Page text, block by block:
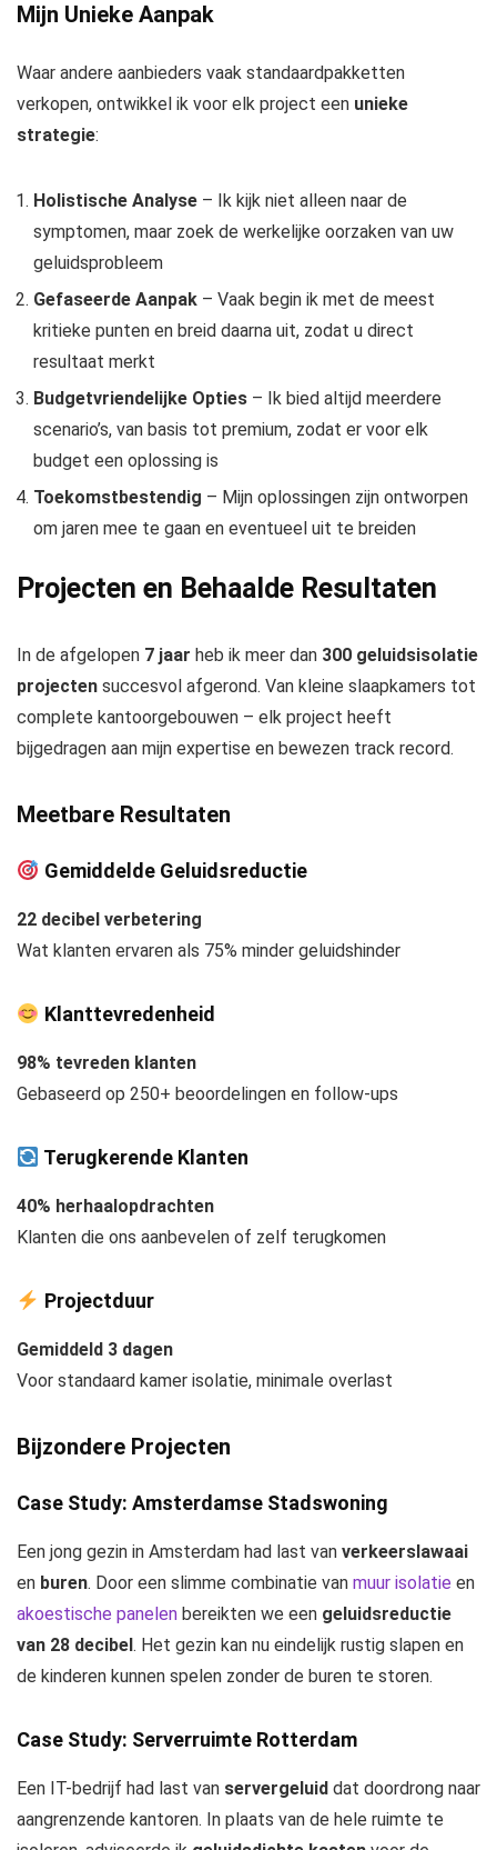
Mijn Unieke Aanpak
Waar andere aanbieders vaak standaardpakketten
verkopen, ontwikkel ik voor elk project een unieke
strategie:
Holistische Analyse – Ik kijk niet alleen naar de
symptomen, maar zoek de werkelijke oorzaken van uw
geluidsprobleem
Gefaseerde Aanpak – Vaak begin ik met de meest
kritieke punten en breid daarna uit, zodat u direct
resultaat merkt
Budgetvriendelijke Opties – Ik bied altijd meerdere
scenario’s, van basis tot premium, zodat er voor elk
budget een oplossing is
Toekomstbestendig – Mijn oplossingen zijn ontworpen
om jaren mee te gaan en eventueel uit te breiden
Projecten en Behaalde Resultaten
In de afgelopen 7 jaar heb ik meer dan 300 geluidsisolatie
projecten succesvol afgerond. Van kleine slaapkamers tot
complete kantoorgebouwen – elk project heeft
bijgedragen aan mijn expertise en bewezen track record.
Meetbare Resultaten
Gemiddelde Geluidsreductie
22 decibel verbetering
Wat klanten ervaren als 75% minder geluidshinder
Klanttevredenheid
98% tevreden klanten
Gebaseerd op 250+ beoordelingen en follow-ups
Terugkerende Klanten
40% herhaalopdrachten
Klanten die ons aanbevelen of zelf terugkomen
Projectduur
Gemiddeld 3 dagen
Voor standaard kamer isolatie, minimale overlast
Bijzondere Projecten
Case Study: Amsterdamse Stadswoning
Een jong gezin in Amsterdam had last van verkeerslawaai
en buren. Door een slimme combinatie van muur isolatie en
akoestische panelen bereikten we een geluidsreductie
van 28 decibel. Het gezin kan nu eindelijk rustig slapen en
de kinderen kunnen spelen zonder de buren te storen.
Case Study: Serverruimte Rotterdam
Een IT-bedrijf had last van servergeluid dat doordrong naar
aangrenzende kantoren. In plaats van de hele ruimte te